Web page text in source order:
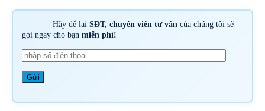
Hãy để lạiSĐT, chuyên viên tư vấncủa chúng tôi sẽ
gọi ngay cho bạn miễn phí!